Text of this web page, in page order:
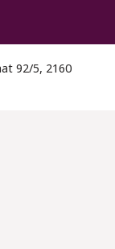
92/5, 2160